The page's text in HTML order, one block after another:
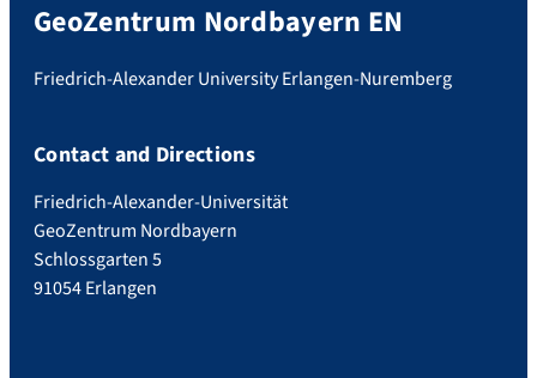
GeoZentrum Nordbayern EN
Friedrich-Alexander University Erlangen-Nuremberg
Contact and Directions
Friedrich-Alexander-Universität
GeoZentrum Nordbayern
Schlossgarten 5
91054 Erlangen